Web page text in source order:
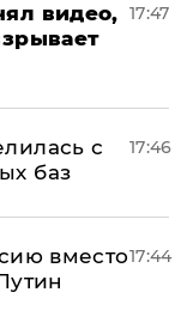
видео, 17:47
с
баз
17:46
вместо17:44